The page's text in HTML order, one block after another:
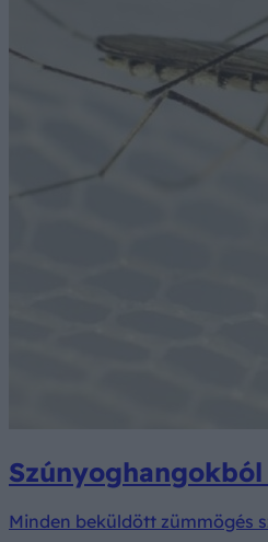
Minden beküldött zümmögés